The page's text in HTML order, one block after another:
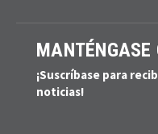
MANTÉNGASE
¡Suscríbase para
noticias!